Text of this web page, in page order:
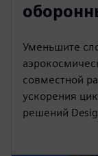
Уменьшите
совместной
ускорения
решений